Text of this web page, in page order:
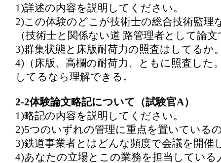
1)詳述の内容を説明してください。
2)この体験のどこが技術士の総合技術監理
（技術士と関係ない道 路管理者として論
3)群集状態と床版耐荷力の照査はしてるか
4)（床版、高欄の耐荷力、ともに照査した
してるなら理解できる。
2-2体験論文略記について（試験官A）
1)略記の内容を説明してください。
2)5つのいずれの管理に重点を置いている
3)鉄道事業者とはどんな頻度で会議を開催
4)あなたの立場とこの業務を担当している